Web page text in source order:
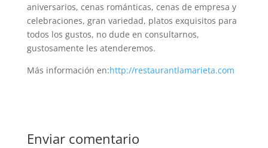
aniversarios, cenas románticas, cenas de empresa y
celebraciones, gran variedad, platos exquisitos para
todos los gustos, no dude en consultarnos,
gustosamente les atenderemos.
Más información en:http://restaurantlamarieta.com
Enviar comentario